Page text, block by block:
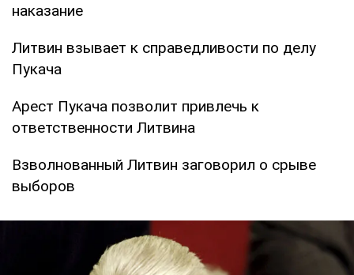
наказание
Литвин взывает к справедливости по делу
Пукача
Арест Пукача позволит привлечь к
ответственности Литвина
Взволнованный Литвин заговорил о срыве
выборов